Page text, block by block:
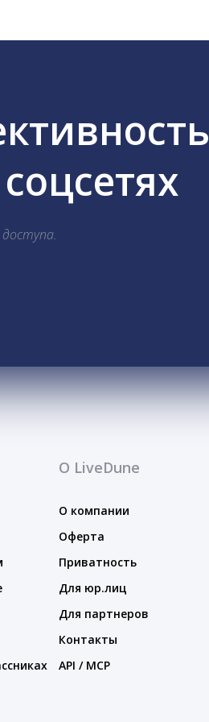
О LiveDune
О компании
Оферта
Приватность
Для юр.лиц
Для партнеров
Контакты
API / MCP